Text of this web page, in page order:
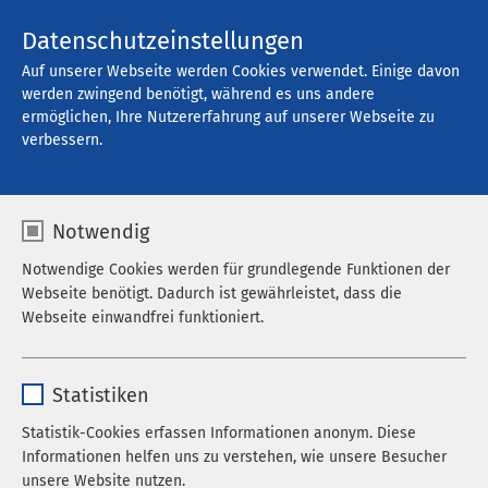
Offene Stellen
Filter
Alle Regionen
Alle Berufskategorien
10 pro Seite
Datenschutzeinstellungen
Auf unserer Webseite werden Cookies verwendet. Einige davon
werden zwingend benötigt, während es uns andere
ermöglichen, Ihre Nutzererfahrung auf unserer Webseite zu
verbessern.
Notwendig
Notwendige Cookies werden für grundlegende Funktionen der
Webseite benötigt. Dadurch ist gewährleistet, dass die
Webseite einwandfrei funktioniert.
Laufzeit 278 Tage
Statistiken
Statistik-Cookies erfassen Informationen anonym. Diese
Informationen helfen uns zu verstehen, wie unsere Besucher
unsere Website nutzen.